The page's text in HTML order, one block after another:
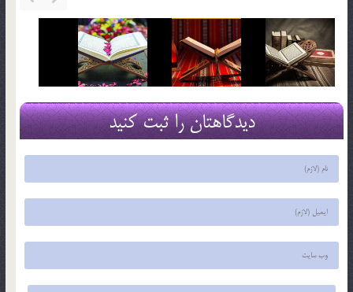
دیدگاهتان را ثبت کنید